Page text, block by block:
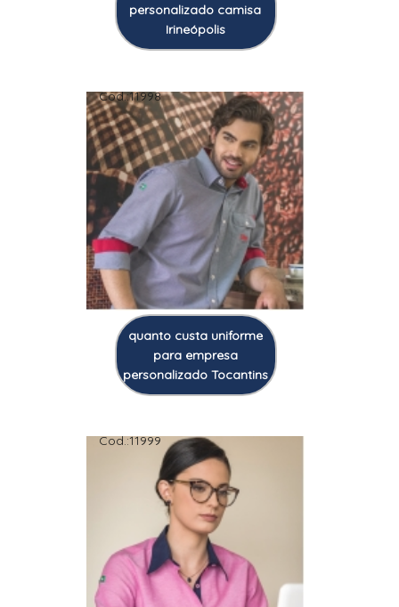
personalizado camisa
Irineópolis
Cod.:11998
quanto custa uniforme
para empresa
personalizado Tocantins
Cod.:11999